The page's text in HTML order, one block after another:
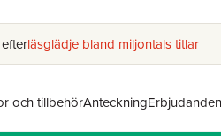
läsglädje bland miljontals titlar
och tillbehörAnteckningErbjudanden